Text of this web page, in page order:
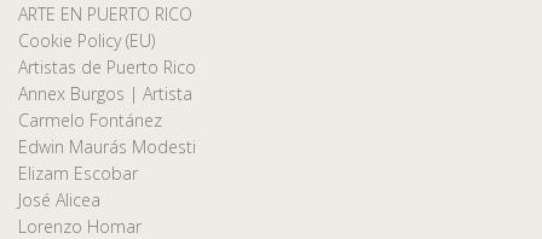
ARTE EN PUERTO RICO
Cookie Policy (EU)
Artistas de Puerto Rico
Annex Burgos | Artista
Carmelo Fontánez
Edwin Maurás Modesti
Elizam Escobar
José Alicea
Lorenzo Homar